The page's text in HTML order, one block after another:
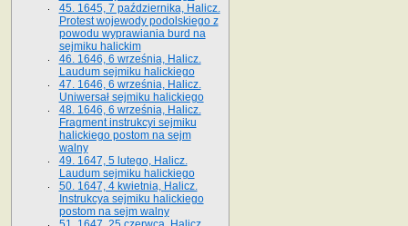
45. 1645, 7 października, Halicz.
Protest wojewody podolskiego z
powodu wyprawiania burd na
sejmiku halickim
46. 1646, 6 września, Halicz.
Laudum sejmiku halickiego
47. 1646, 6 września, Halicz.
Uniwersał sejmiku halickiego
48. 1646, 6 września, Halicz.
Fragment instrukcyi sejmiku
halickiego postom na sejm
walny
49. 1647, 5 lutego, Halicz.
Laudum sejmiku halickiego
50. 1647, 4 kwietnia, Halicz.
Instrukcya sejmiku halickiego
postom na sejm walny